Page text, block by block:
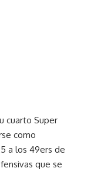
cuarto Super
como
a los 49ers de
que se